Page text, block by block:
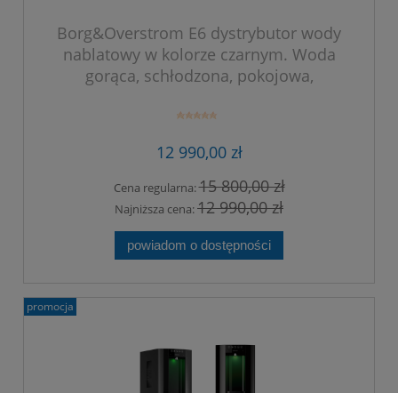
Borg&Overstrom E6 dystrybutor wody
nablatowy w kolorze czarnym. Woda
gorąca, schłodzona, pokojowa,
12 990,00 zł
Cena regularna:15 800,00 zł
Najniższa cena:12 990,00 zł
powiadom o dostępności
promocja